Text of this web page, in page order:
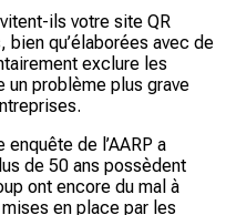
ils votre site QR
qu’élaborées avec de
exclure les
problème plus grave
enquête de l’AARP a
de 50 ans possèdent
ont encore du mal à
en place par les